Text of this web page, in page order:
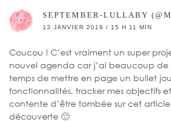
SEPTEMBER-LULLABY
13 JANVIER 2019 / 15 H 11 MIN
Coucou ! C’est vraiment un super
nouvel agenda car j’ai beaucoup de
temps de mettre en page un bullet
fonctionnalités, tracker mes objectifs
contente d’être tombée sur cet
découverte 🙂